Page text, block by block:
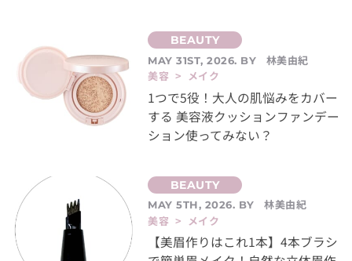
MAY 31ST, 2026. BY
林美由紀
美容 > メイク
1つで5役！大人の肌悩みをカバー
する 美容液クッションファンデー
ション使ってみない？
MAY 5TH, 2026. BY
林美由紀
美容 > メイク
【美眉作りはこれ1本】4本ブラシ